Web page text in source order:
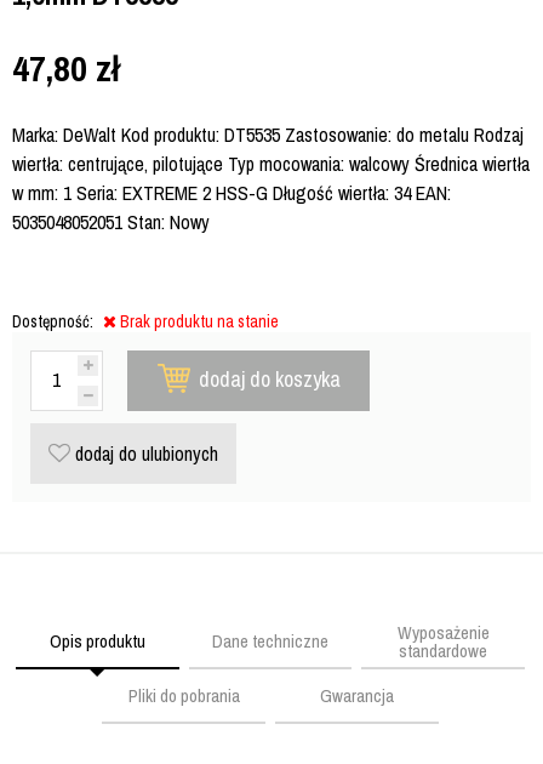
47,80 zł
Marka: DeWalt Kod produktu: DT5535 Zastosowanie: do metalu Rodzaj
wiertła: centrujące, pilotujące Typ mocowania: walcowy Średnica wiertła
w mm: 1 Seria: EXTREME 2 HSS-G Długość wiertła: 34 EAN:
5035048052051 Stan: Nowy
Dostępność: Brak produktu na stanie
dodaj do koszyka
dodaj do ulubionych
Opis produktu Dane techniczne Wyposażenie
standardowe
Pliki do pobrania
Gwarancja